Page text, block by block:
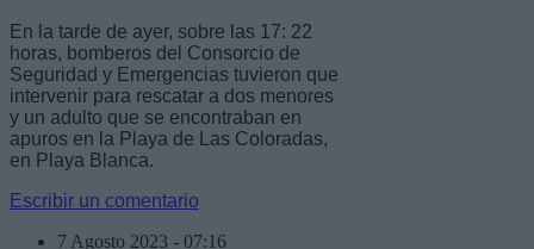
En la tarde de ayer, sobre las 17: 22
horas, bomberos del Consorcio de
Seguridad y Emergencias tuvieron que
intervenir para rescatar a dos menores
y un adulto que se encontraban en
apuros en la Playa de Las Coloradas,
en Playa Blanca.
Escribir un comentario
7 Agosto 2023 - 07:16